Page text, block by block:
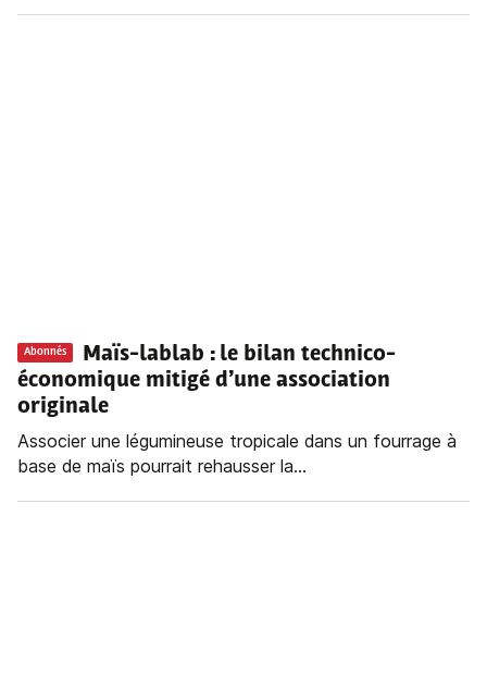
Abonnés
Maïs-lablab : le bilan technico-
économique mitigé d’une association
originale
Associer une légumineuse tropicale dans un fourrage à
base de maïs pourrait rehausser la...